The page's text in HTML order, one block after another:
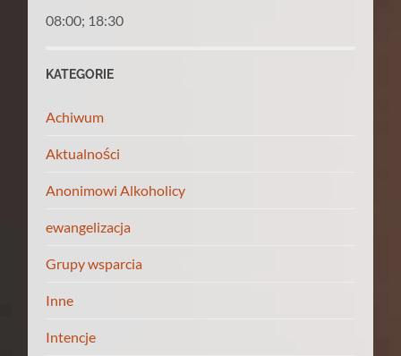
08:00; 18:30
KATEGORIE
Achiwum
Aktualności
Anonimowi Alkoholicy
ewangelizacja
Grupy wsparcia
Inne
Intencje